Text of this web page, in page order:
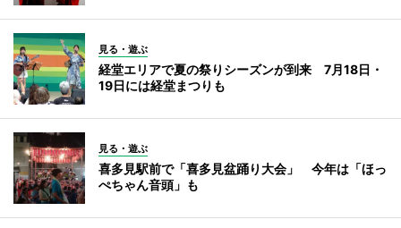
見る・遊ぶ
経堂エリアで夏の祭りシーズンが到来 7月18日・
19日には経堂まつりも
見る・遊ぶ
喜多見駅前で「喜多見盆踊り大会」 今年は「ほっ
ぺちゃん音頭」も